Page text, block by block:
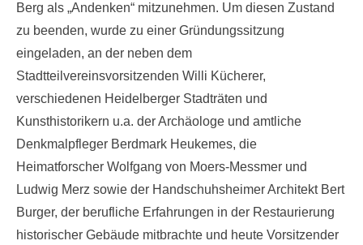
Berg als „Andenken“ mitzunehmen. Um diesen Zustand
zu beenden, wurde zu einer Gründungssitzung
eingeladen, an der neben dem
Stadtteilvereinsvorsitzenden Willi Kücherer,
verschiedenen Heidelberger Stadträten und
Kunsthistorikern u.a. der Archäologe und amtliche
Denkmalpfleger Berdmark Heukemes, die
Heimatforscher Wolfgang von Moers-Messmer und
Ludwig Merz sowie der Handschuhsheimer Architekt Bert
Burger, der berufliche Erfahrungen in der Restaurierung
historischer Gebäude mitbrachte und heute Vorsitzender